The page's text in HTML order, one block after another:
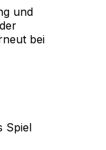
und
bei
Spiel